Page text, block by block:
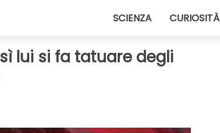
SCIENZA CURIOSITÀ
lui si fa tatuare degli